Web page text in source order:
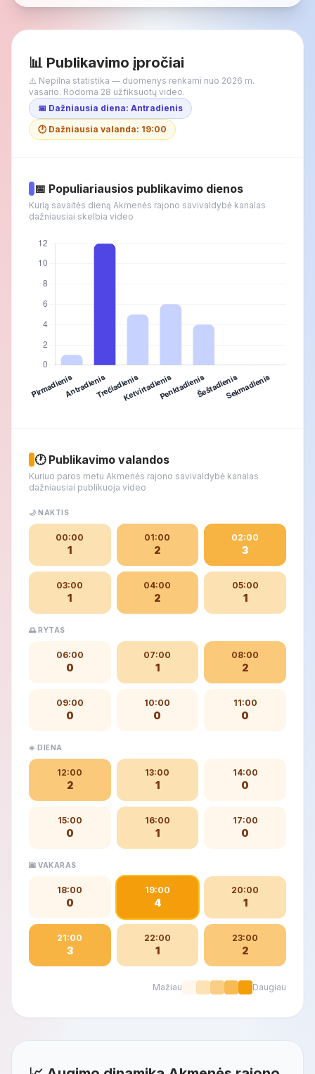
📊 Publikavimo įpročiai
⚠️ Nepilna statistika — duomenys renkami nuo 2026 m.
vasario. Rodoma 28 užfiksuotų video.
📅 Dažniausia diena: Antradienis
🕐 Dažniausia valanda: 19:00
📅 Populiariausios publikavimo dienos
Kurią savaitės dieną Akmenės rajono savivaldybė kanalas
dažniausiai skelbia video
🕐 Publikavimo valandos
Kuriuo paros metu Akmenės rajono savivaldybė kanalas
dažniausiai publikuoja video
🌙 NAKTIS
00:00
1
01:00
2
02:00
3
03:00
1
04:00
2
05:00
1
🌅 RYTAS
06:00
0
07:00
1
08:00
2
09:00
0
10:00
0
11:00
0
☀️ DIENA
12:00
2
13:00
1
14:00
0
15:00
0
16:00
1
17:00
0
🌆 VAKARAS
18:00
0
19:00
4
20:00
1
21:00
3
22:00
1
23:00
2
Mažiau Daugiau